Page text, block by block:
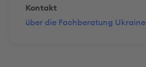
Kontakt
über die Fachberatung Ukraine